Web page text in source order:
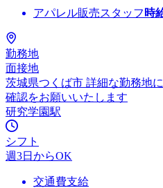
アパレル販売スタッフ 時
勤務地
面接地
茨城県つくば市 詳細な勤務地
確認をお願いいたします
研究学園駅
シフト
週3日からOK
交通費支給